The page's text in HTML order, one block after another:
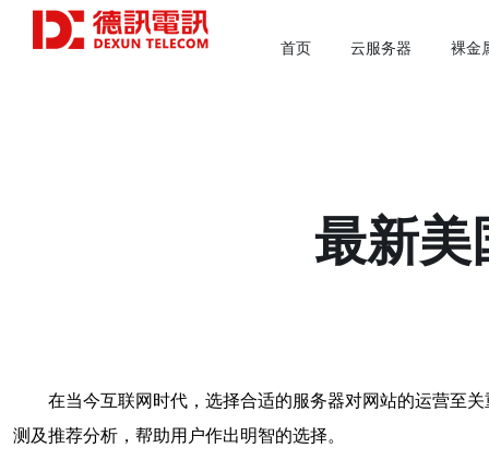
首页 云服务器 裸金
最新美
在当今互联网时代，选择合适的服务器对网站的运营至
测及推荐分析，帮助用户作出明智的选择。